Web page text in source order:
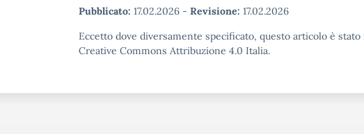
Pubblicato: 17.02.2026 - Revisione: 17.02.2026
Eccetto dove diversamente specificato, questo articolo è
Creative Commons Attribuzione 4.0 Italia.